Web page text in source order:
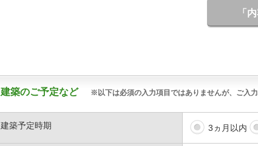
「
建築のご予定など ※以下は必須の入力項目ではありませんが、ご入
建築予定時期 3ヵ月以内